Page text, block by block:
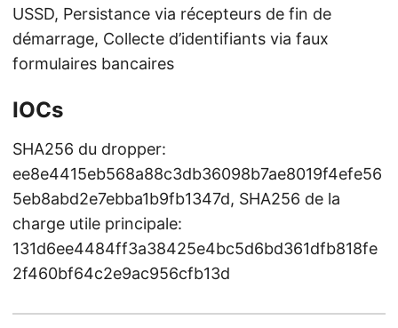
USSD, Persistance via récepteurs de fin de
démarrage, Collecte d’identifiants via faux
formulaires bancaires
IOCs
SHA256 du dropper:
ee8e4415eb568a88c3db36098b7ae8019f4efe56
5eb8abd2e7ebba1b9fb1347d, SHA256 de la
charge utile principale:
131d6ee4484ff3a38425e4bc5d6bd361dfb818fe
2f460bf64c2e9ac956cfb13d